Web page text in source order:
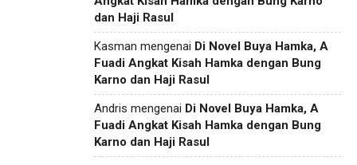
dan Haji Rasul
Kasman mengenai Di Novel Buya Hamka, A
Fuadi Angkat Kisah Hamka dengan Bung
Karno dan Haji Rasul
Andris mengenai Di Novel Buya Hamka, A
Fuadi Angkat Kisah Hamka dengan Bung
Karno dan Haji Rasul